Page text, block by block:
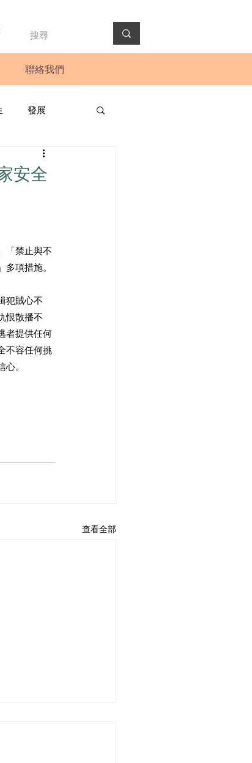
聯絡我們
發展
圓桌會議
安全
「禁止與不
項措施。
犯賊心不
恨散播不
者提供任何
不容任何挑
。
查看全部